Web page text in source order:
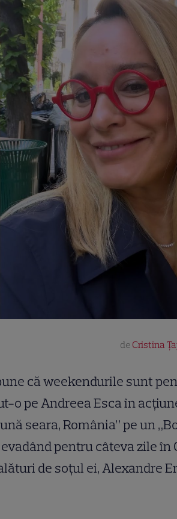
de Cristina
că weekendurile sunt
o pe Andreea Esca în
seara, România” pe un
pentru câteva zile în
de soțul ei, Alexandre